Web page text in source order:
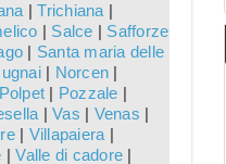
|Trichiana |
| Salce | Safforze
| Santa maria delle
| Norcen |
Polpet | Pozzale |
| Vas | Venas |
| Villapaiera |
|Valle di cadore |